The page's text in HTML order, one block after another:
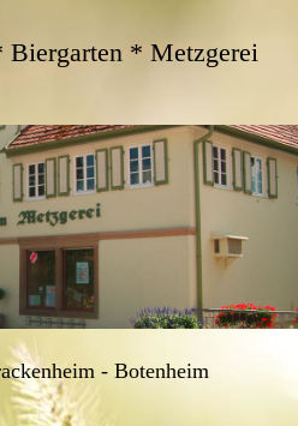
Biergarten * Metzgerei
- Botenheim